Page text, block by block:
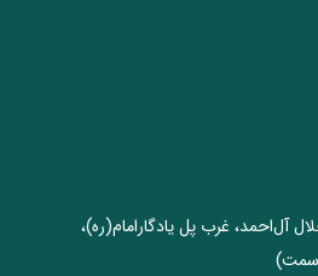
آل‌احمد، غرب پل يادگار‌امام(ره)‌،
(سمت)